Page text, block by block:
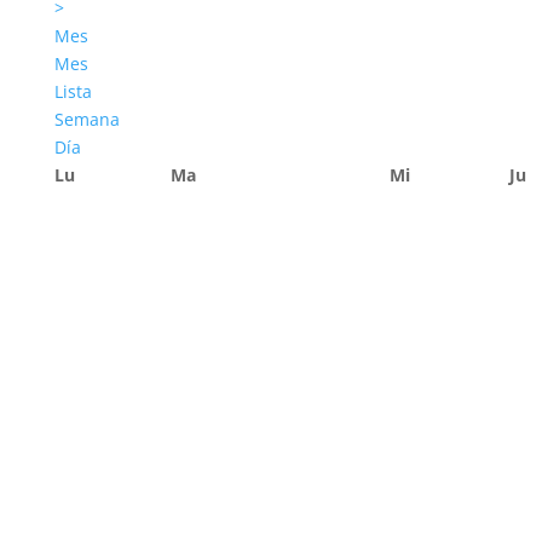
>
Mes
Mes
Lista
Semana
Día
Lu
Ma Mi Ju